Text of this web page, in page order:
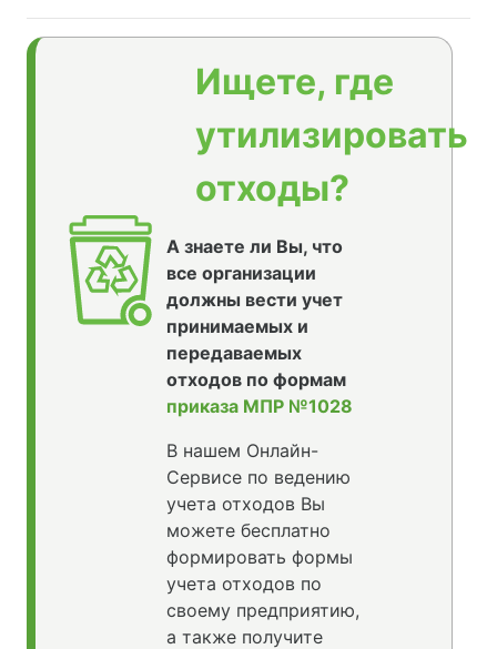
Ищете, где
утилизировать
отходы?
А знаете ли Вы, что
все организации
должны вести учет
принимаемых и
передаваемых
отходов по формам
приказа МПР №1028
В нашем Онлайн-
Сервисе по ведению
учета отходов Вы
можете бесплатно
формировать формы
учета отходов по
своему предприятию,
а также получите